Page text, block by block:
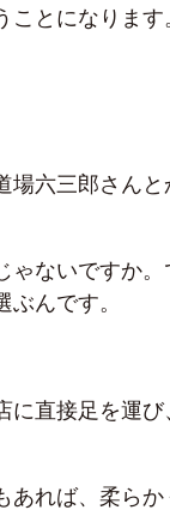
ことになります
場六三郎さんと
ゃないですか。
んです。
に直接足を運び
あれば、柔らか